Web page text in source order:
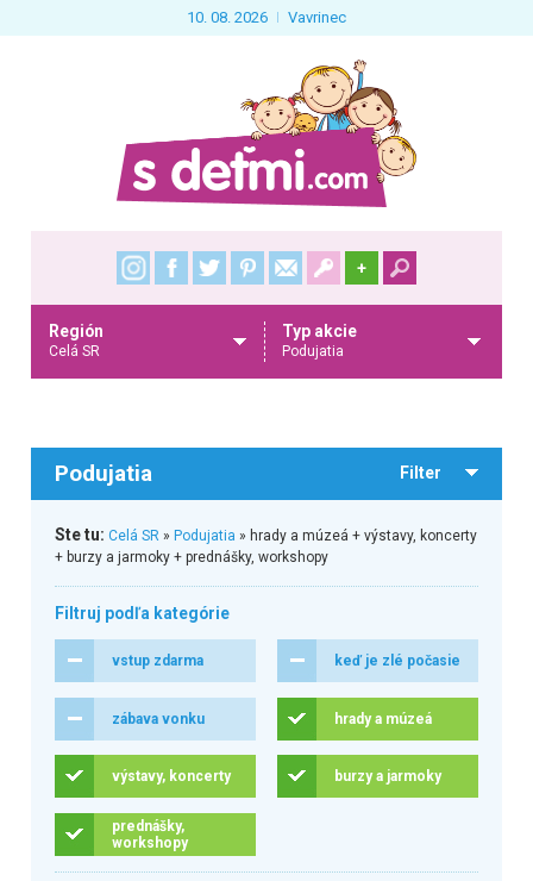
10. 08. 2026 Vavrinec
+
Región
Celá SR
Typ akcie
Podujatia
Podujatia Filter
Ste tu: Celá SR» Podujatia » hrady a múzeá + výstavy, koncerty
+ burzy a jarmoky + prednášky, workshopy
Filtruj podľa kategórie
vstup zdarma keď je zlé počasie
zábava vonku hrady a múzeá
výstavy, koncerty burzy a jarmoky
prednášky,
workshopy